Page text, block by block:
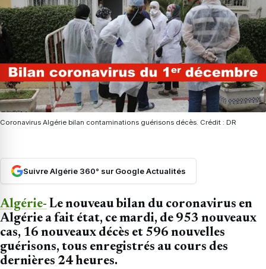
Coronavirus Algérie bilan contaminations guérisons décès. Crédit : DR
Suivre Algérie 360° sur Google Actualités
Algérie- Le nouveau bilan du coronavirus en
Algérie a fait état, ce mardi, de 953 nouveaux
cas, 16 nouveaux décès et 596 nouvelles
guérisons, tous enregistrés au cours des
dernières 24 heures.